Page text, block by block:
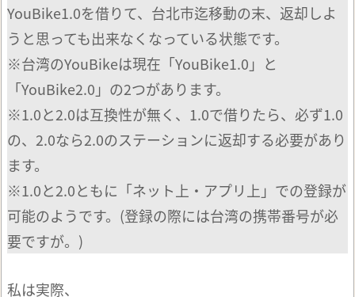
YouBike1.0を借りて、台北市迄移動の末、返却しよ
うと思っても出来なくなっている状態です。
※台湾のYouBikeは現在「YouBike1.0」と
「YouBike2.0」の2つがあります。
※1.0と2.0は互換性が無く、1.0で借りたら、必ず1.0
の、2.0なら2.0のステーションに返却する必要があり
ます。
※1.0と2.0ともに「ネット上・アプリ上」での登録が
可能のようです。(登録の際には台湾の携帯番号が必
要ですが。)
私は実際、